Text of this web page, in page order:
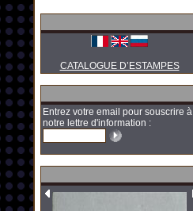
CATALOGUE D’ESTAMPES
Entrez votre email pour souscrire à
notre lettre d'information :